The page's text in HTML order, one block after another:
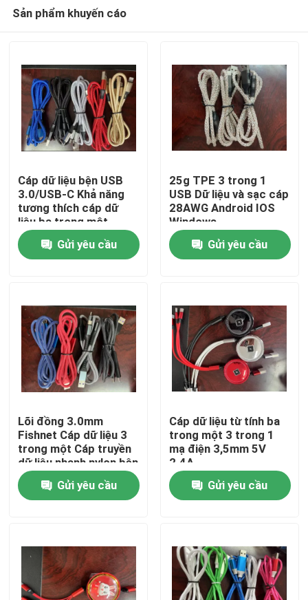
Trang chủ
Các sản phẩm
Về chúng tôi
Tham quan nhà máy
Kiểm soát chất lượng
Liên hệ chúng tôi
Quần áo thời trang cũ
Quần áo trẻ em tiểu học
Sản phẩm khuyến cáo
Cáp dữ liệu bện USB
3.0/USB-C Khả năng
tương thích cáp dữ
liệu ba trong một
Android iOS Windows
Gửi yêu cầu
25g TPE 3 trong 1
USB Dữ liệu và sạc cáp
28AWG Android IOS
Windows
Gửi yêu cầu
Lõi đồng 3.0mm
Fishnet Cáp dữ liệu 3
trong một Cáp truyền
dữ liệu nhanh nylon bện
Gửi yêu cầu
Cáp dữ liệu từ tính ba
trong một 3 trong 1
mạ điện 3,5mm 5V
2.4A
Gửi yêu cầu